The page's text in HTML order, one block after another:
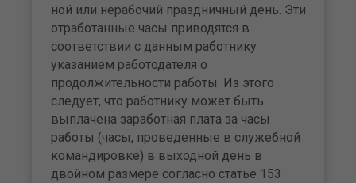
ной или нерабочий праздничный день. Эти
отработанные часы приводятся в
соответствии с дан­ным работнику
указанием рабо­тодателя о
продолжительности работы. Из этого
следует, что ра­ботнику может быть
выплачена заработная плата за часы
работы (часы, проведенные в служебной
командировке) в выходной день в
двойном размере согласно ста­тье 153